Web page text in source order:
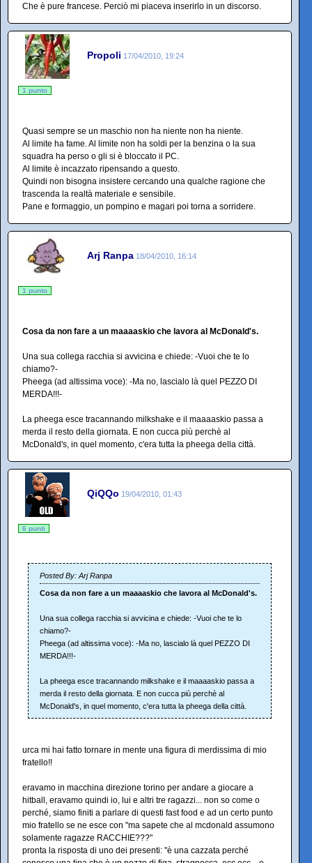
Che è pure francese. Perciò mi piaceva inserirlo in un discorso.
Propoli 17/04/2010, 19:24
1 punto
Quasi sempre se un maschio non ha niente non ha niente.
Al limite ha fame. Al limite non ha soldi per la benzina o la sua
squadra ha perso o gli si è bloccato il PC.
Al limite è incazzato ripensando a questo.
Quindi non bisogna insistere cercando una qualche ragione che
trascenda la realtà materiale e sensibile.
Pane e formaggio, un pompino e magari poi torna a sorridere.
Arj Ranpa 18/04/2010, 16:14
1 punto
Cosa da non fare a un maaaaskio che lavora al McDonald's.
Una sua collega racchia si avvicina e chiede: -Vuoi che te lo
chiamo?-
Pheega (ad altissima voce): -Ma no, lascialo là quel PEZZO DI
MERDA!!!-
La pheega esce tracannando milkshake e il maaaaskio passa a
merda il resto della giornata. E non cucca più perchè al
McDonald's, in quel momento, c'era tutta la pheega della città.
QiQQo 19/04/2010, 01:43
6 punti
Posted By: Arj Ranpa
Cosa da non fare a un maaaaskio che lavora al McDonald's.
Una sua collega racchia si avvicina e chiede: -Vuoi che te lo
chiamo?-
Pheega (ad altissima voce): -Ma no, lascialo là quel PEZZO DI
MERDA!!!-
La pheega esce tracannando milkshake e il maaaaskio passa a
merda il resto della giornata. E non cucca più perchè al
McDonald's, in quel momento, c'era tutta la pheega della città.
urca mi hai fatto tornare in mente una figura di merdissima di mio
fratello!!
eravamo in macchina direzione torino per andare a giocare a
hitball, eravamo quindi io, lui e altri tre ragazzi... non so come o
perché, siamo finiti a parlare di questi fast food e ad un certo punto
mio fratello se ne esce con "ma sapete che al mcdonald assumono
solamente ragazze RACCHIE???"
pronta la risposta di uno dei presenti: "è una cazzata perché